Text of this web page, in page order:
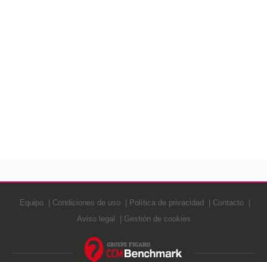
Equipo Condiciones de uso Política de privacidad
Contacto
Aviso legal
Gestión de cookies